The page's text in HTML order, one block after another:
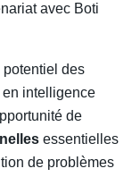
avec Boti
des
en intelligence
de
essentielles
de problèmes